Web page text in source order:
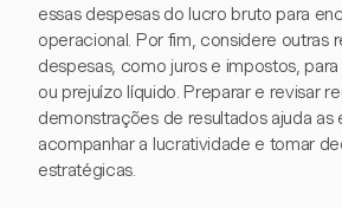
essas despesas do lucro bruto para
operacional. Por fim, considere outras
despesas, como juros e impostos,
ou prejuízo líquido. Preparar e revisar
demonstrações de resultados ajuda as
acompanhar a lucratividade e tomar
estratégicas.